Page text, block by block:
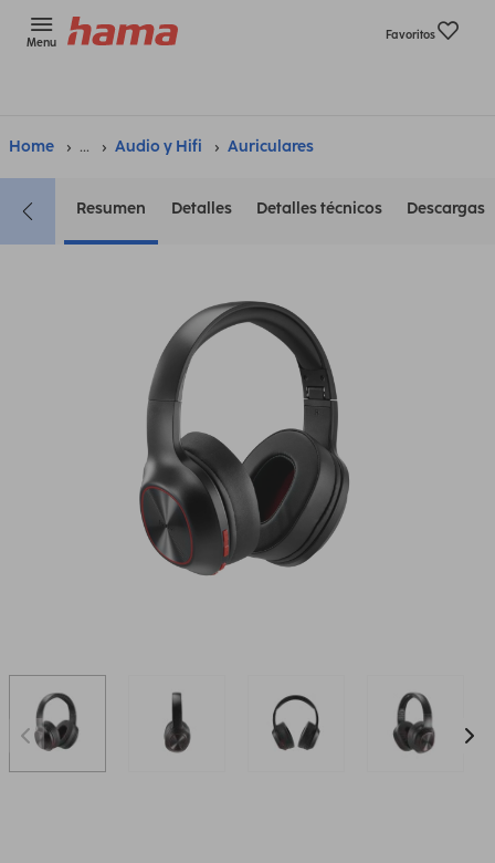
Menu
Favoritos
Home ... Audio y Hifi Auriculares
Resumen Detalles Detalles técnicos Descargas